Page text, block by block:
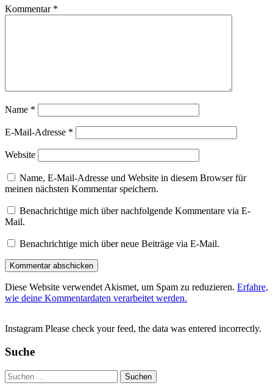
Kommentar *
Name *
E-Mail-Adresse *
Website
Name, E-Mail-Adresse und Website in diesem Browser für
meinen nächsten Kommentar speichern.
Benachrichtige mich über nachfolgende Kommentare via E-
Mail.
Benachrichtige mich über neue Beiträge via E-Mail.
Diese Website verwendet Akismet, um Spam zu reduzieren. Erfahre,
wie deine Kommentardaten verarbeitet werden.
Instagram Please check your feed, the data was entered incorrectly.
Suche
Suchen
nach: